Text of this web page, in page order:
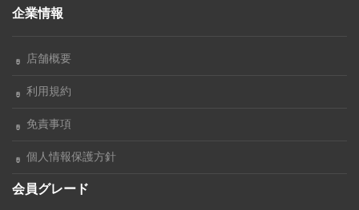
企業情報
店舗概要
利用規約
免責事項
個人情報保護方針
会員グレード